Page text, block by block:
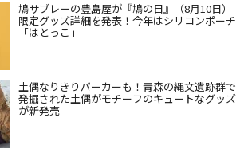
鳩サブレーの豊島屋が『鳩の日』（8月10日）
限定グッズ詳細を発表！今年はシリコンポーチ
「はとっこ」
土偶なりきりパーカーも！青森の縄文遺跡群で
発掘された土偶がモチーフのキュートなグッズ
が新発売